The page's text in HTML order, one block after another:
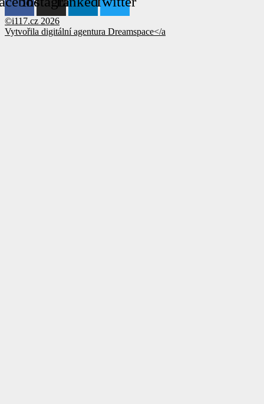
©i117.cz 2026
Vytvořila digitální agentura Dreamspace</a